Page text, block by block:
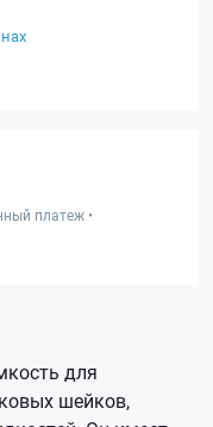
платеж •
для
шейков,